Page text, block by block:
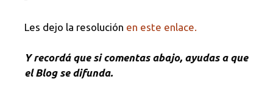
Les dejo la resolución en este enlace.
Y recordá que si comentas abajo, ayudas a que
el Blog se difunda.